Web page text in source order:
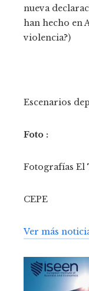
nueva
han hecho en
violencia?)
Escenarios
Foto :
Fotografías El
CEPE
Ver más